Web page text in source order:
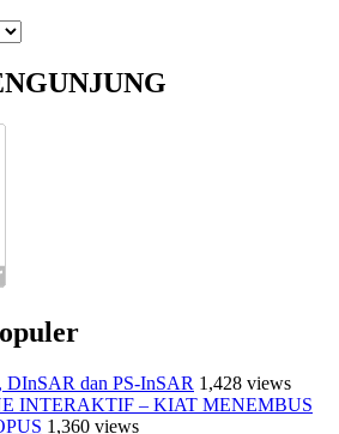
dan PS-InSAR 1,428 views
INTERAKTIF – KIAT MENEMBUS
1,360 views